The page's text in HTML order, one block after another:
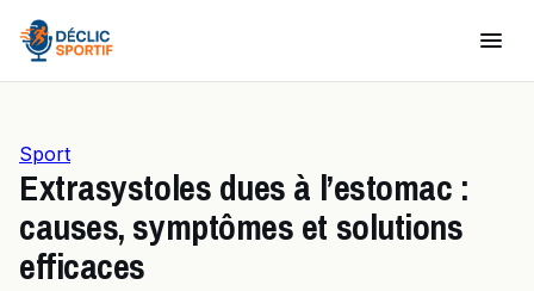
Sport
Extrasystoles dues à l’estomac :
causes, symptômes et solutions
efficaces